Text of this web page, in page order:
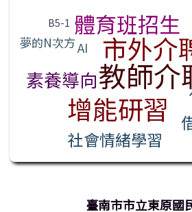
體育班招生
B5-1
夢的N次方AI 市外介
素養導向教師介
增能研習
社會情緒學習
臺南市市立東原國